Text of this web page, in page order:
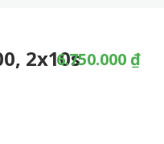
2x10s6.750.000 ₫